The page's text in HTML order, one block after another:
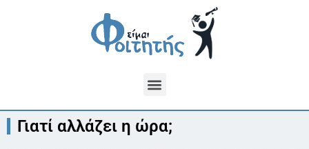
Γιατί αλλάζει η ώρα;